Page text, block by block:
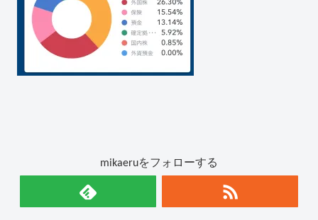
mikaeruをフォローする